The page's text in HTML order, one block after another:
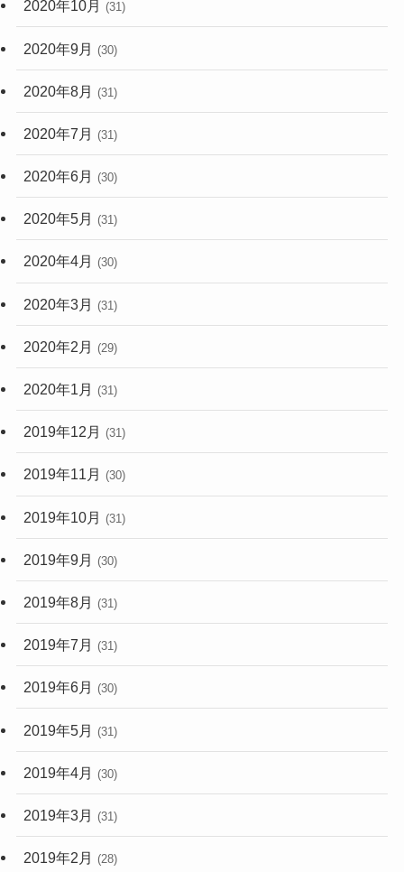
2020年10月 (31)
2020年9月 (30)
2020年8月 (31)
2020年7月 (31)
2020年6月 (30)
2020年5月 (31)
2020年4月 (30)
2020年3月 (31)
2020年2月 (29)
2020年1月 (31)
2019年12月 (31)
2019年11月 (30)
2019年10月 (31)
2019年9月 (30)
2019年8月 (31)
2019年7月 (31)
2019年6月 (30)
2019年5月 (31)
2019年4月 (30)
2019年3月 (31)
2019年2月 (28)